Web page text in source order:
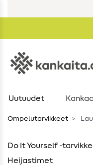
Uutuudet
Ompelutarvikkeet
Do It Yourself -
Heijastimet